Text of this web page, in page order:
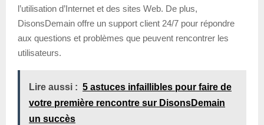
l’utilisation d’Internet et des sites Web. De plus,
DisonsDemain offre un support client 24/7 pour répondre
aux questions et problèmes que peuvent rencontrer les
utilisateurs.
Lire aussi : 5 astuces infaillibles pour faire de
votre première rencontre sur DisonsDemain
un succès